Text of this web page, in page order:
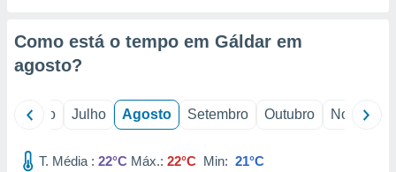
através
Como está o tempo em Gáldar em
agosto?
Junho Julho Agosto Setembro Outubro Novembro
T. Média : 22°C Máx.: 22°C Min: 21°C